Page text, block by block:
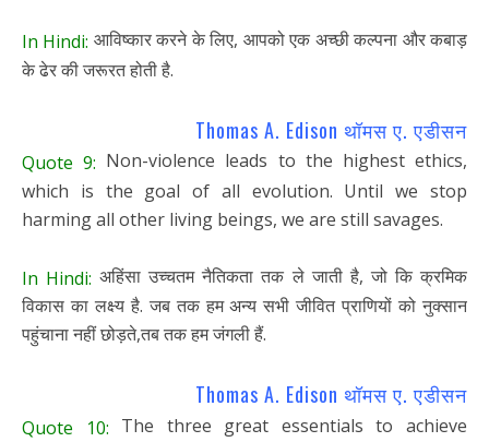
In Hindi: आविष्कार करने के लिए, आपको एक अच्छी कल्पना और कबाड़
के ढेर की जरूरत होती है.
Thomas A. Edison थॉमस ए. एडीसन
Quote 9: Non-violence leads to the highest ethics,
which is the goal of all evolution. Until we stop
harming all other living beings, we are still savages.
In Hindi: अहिंसा उच्चतम नैतिकता तक ले जाती है, जो कि क्रमिक
विकास का लक्ष्य है. जब तक हम अन्य सभी जीवित प्राणियों को नुक्सान
पहुंचाना नहीं छोड़ते,तब तक हम जंगली हैं.
Thomas A. Edison थॉमस ए. एडीसन
Quote 10: The three great essentials to achieve